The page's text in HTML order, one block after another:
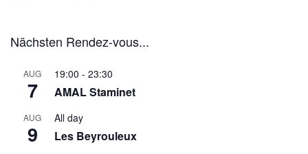
Nächsten Rendez-vous...
AUG
7
19:00 - 23:30
AMAL Staminet
AUG
9
All day
Les Beyrouleux